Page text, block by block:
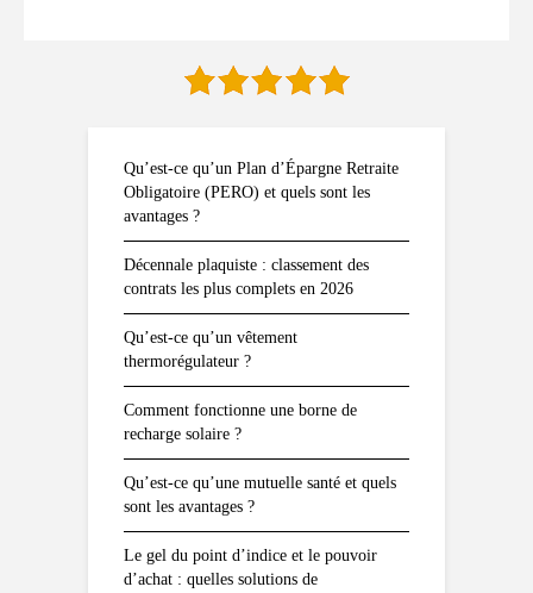
Qu’est-ce qu’un Plan d’Épargne Retraite
Obligatoire (PERO) et quels sont les
avantages ?
Décennale plaquiste : classement des
contrats les plus complets en 2026
Qu’est-ce qu’un vêtement
thermorégulateur ?
Comment fonctionne une borne de
recharge solaire ?
Qu’est-ce qu’une mutuelle santé et quels
sont les avantages ?
Le gel du point d’indice et le pouvoir
d’achat : quelles solutions de